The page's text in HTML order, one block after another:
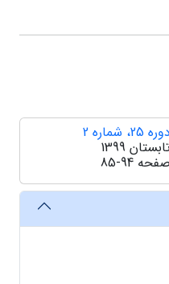
دوره 25، شماره 2
1399
صفحه 85-94